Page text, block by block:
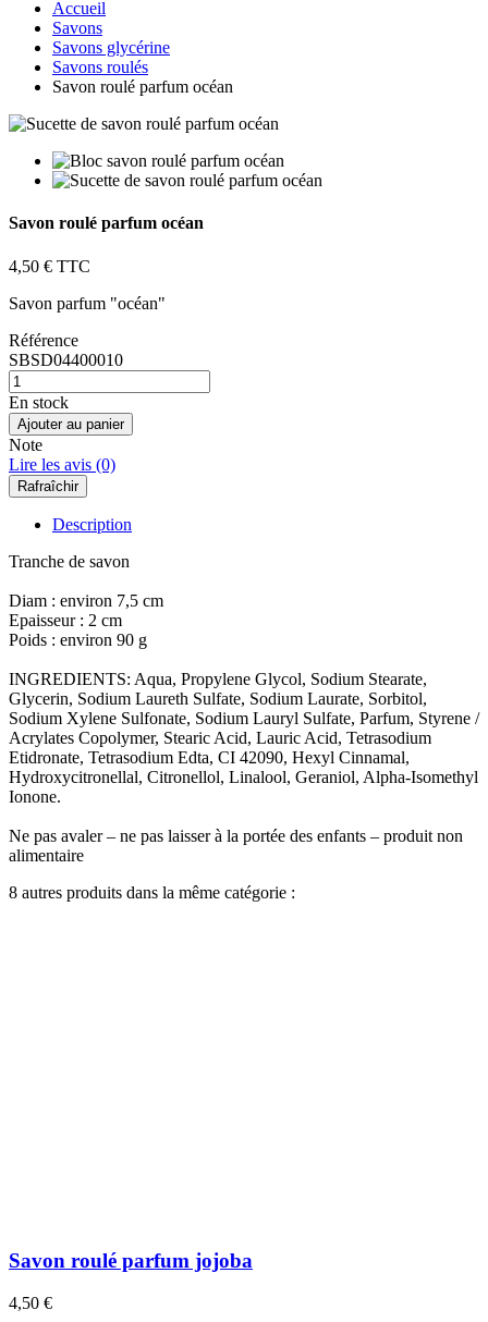
Accueil
Savons
Savons glycérine
Savons roulés
Savon roulé parfum océan
Savon roulé parfum océan
4,50 € TTC
Savon parfum "océan"
Référence
SBSD04400010
En stock
Ajouter au panier
Note
Lire les avis (0)
Description
Tranche de savon
Diam : environ 7,5 cm
Epaisseur : 2 cm
Poids : environ 90 g
INGREDIENTS: Aqua, Propylene Glycol, Sodium Stearate,
Glycerin, Sodium Laureth Sulfate, Sodium Laurate, Sorbitol,
Sodium Xylene Sulfonate, Sodium Lauryl Sulfate, Parfum, Styrene /
Acrylates Copolymer, Stearic Acid, Lauric Acid, Tetrasodium
Etidronate, Tetrasodium Edta, CI 42090, Hexyl Cinnamal,
Hydroxycitronellal, Citronellol, Linalool, Geraniol, Alpha-Isomethyl
Ionone.
Ne pas avaler – ne pas laisser à la portée des enfants – produit non
alimentaire
8 autres produits dans la même catégorie :
Savon roulé parfum jojoba
4,50 €